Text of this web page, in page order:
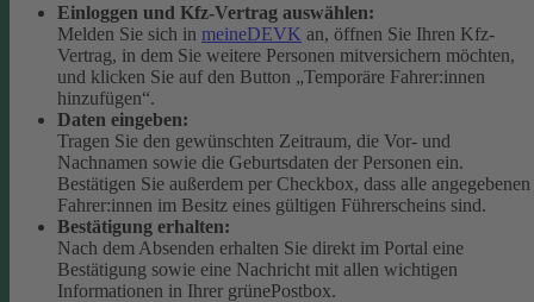
Einloggen und Kfz-Vertrag auswählen:
Melden Sie sich in meineDEVK an, öffnen Sie Ihren Kfz-
Vertrag, in dem Sie weitere Personen mitversichern möchten,
und klicken Sie auf den Button „Temporäre Fahrer:innen
hinzufügen“.
Daten eingeben:
Tragen Sie den gewünschten Zeitraum, die Vor- und
Nachnamen sowie die Geburtsdaten der Personen ein.
Bestätigen Sie außerdem per Checkbox, dass alle angegebenen
Fahrer:innen im Besitz eines gültigen Führerscheins sind.
Bestätigung erhalten:
Nach dem Absenden erhalten Sie direkt im Portal eine
Bestätigung sowie eine Nachricht mit allen wichtigen
Informationen in Ihrer grünePostbox.